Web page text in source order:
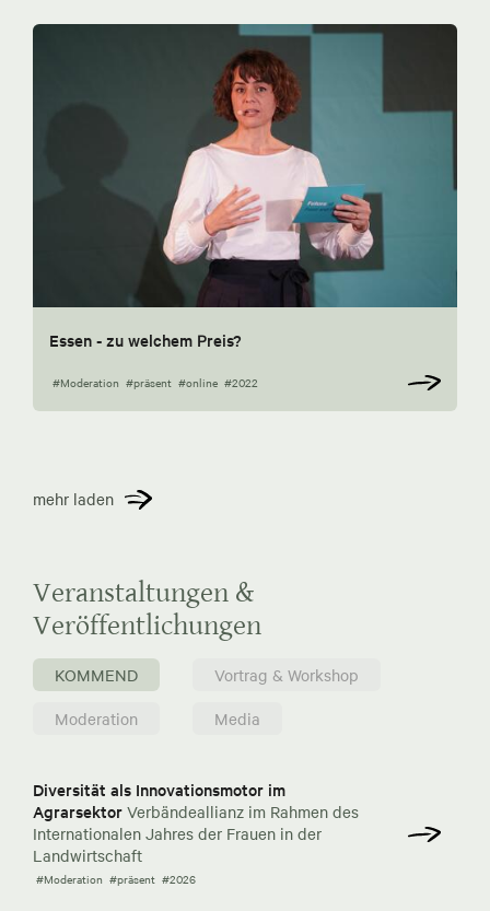
Essen - zu welchem Preis?
#Moderation #präsent #online #2022
mehr laden
Veranstaltungen &
Veröffentlichungen
KOMMEND
Vortrag & Workshop
Moderation
Media
Diversität als Innovationsmotor im
Agrarsektor Verbändeallianz im Rahmen des
Internationalen Jahres der Frauen in der
Landwirtschaft
#Moderation #präsent #2026